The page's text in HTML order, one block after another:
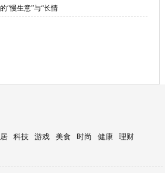
“慢生意”与“长情
科技 游戏 美食 时尚 健康
理财